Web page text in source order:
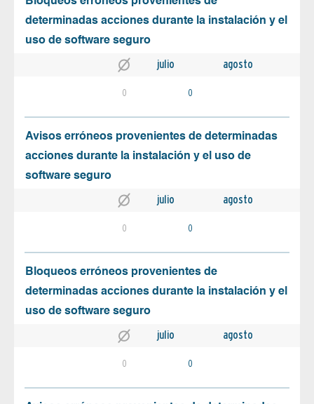
determinadas acciones durante la instalación y el
uso de software seguro
julio agosto
0 0
Avisos erróneos provenientes de determinadas
acciones durante la instalación y el uso de
software seguro
julio agosto
0 0
Bloqueos erróneos provenientes de
determinadas acciones durante la instalación y el
uso de software seguro
julio agosto
0 0